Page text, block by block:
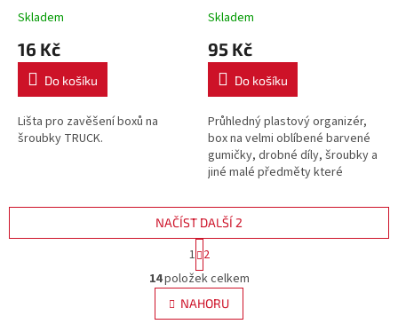
Skladem
16 Kč
Do košíku
Lišta pro zavěšení boxů na
šroubky TRUCK.
předměty NORT 12 29 x19
Skladem
95 Kč
Do košíku
Průhledný plastový organizér,
box na velmi oblíbené barvené
gumičky, drobné díly, šroubky a
jiné malé předměty které
a při ruce.
O
v
l
á
NAČÍST DALŠÍ 2
t
r
á
n
k
1 2
14položek celkem
NAHORU